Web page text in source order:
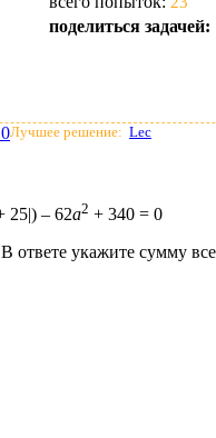
поделиться задачей:
0Лучшее решение: Lec
25|) – 62a2 + 340 = 0
ответе укажите сумму